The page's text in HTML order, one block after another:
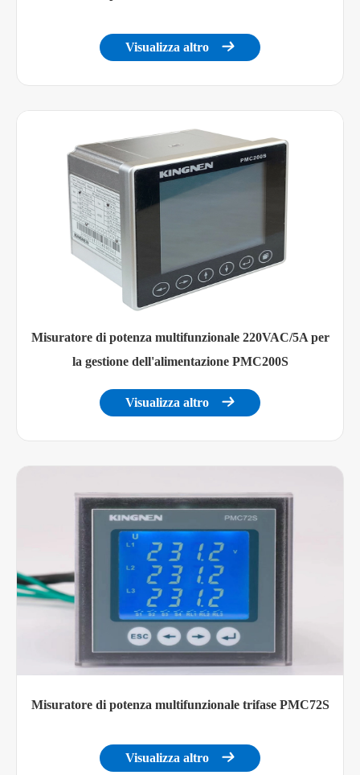
4
Resistenza di isolamento GB/T13729, >50MΩ
Tensione di tenuta della frequenza
GB/T13729, AC 2KV
Tensione di impulso
GB/T13729, 5KV,
1.2/50us
Visualizza altro 
Misuratore di potenza multifunzionale 220VAC/5A per
la gestione dell'alimentazione PMC200S
Visualizza altro 
Misuratore di potenza multifunzionale trifase PMC72S
Visualizza altro 